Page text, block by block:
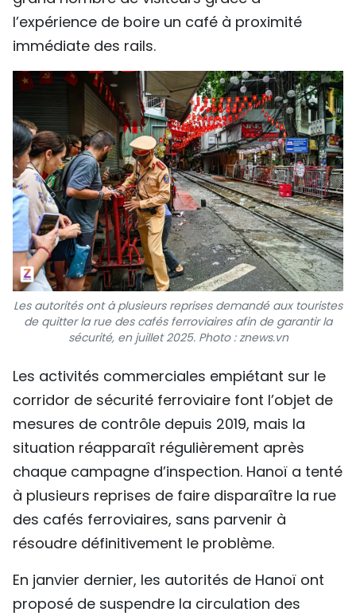
l’expérience de boire un café à proximité
immédiate des rails.
Les autorités ont à plusieurs reprises demandé aux touristes
de quitter la rue des cafés ferroviaires afin de garantir la
sécurité, en juillet 2025. Photo : znews.vn
Les activités commerciales empiétant sur le
corridor de sécurité ferroviaire font l’objet de
mesures de contrôle depuis 2019, mais la
situation réapparaît régulièrement après
chaque campagne d’inspection. Hanoï a tenté
à plusieurs reprises de faire disparaître la rue
des cafés ferroviaires, sans parvenir à
résoudre définitivement le problème.
En janvier dernier, les autorités de Hanoï ont
proposé de suspendre la circulation des